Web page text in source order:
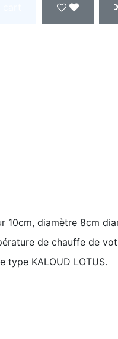
10cm, diamètre 8cm
de chauffe de
type KALOUD LOTUS.